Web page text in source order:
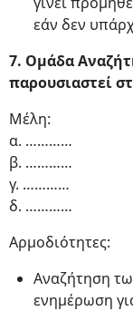
εάν δεν
7. Ομάδα
παρουσιαστεί
Μέλη:
α. …………
β. …………
γ. …………
δ. …………
Αρμοδιότητες:
Αναζήτηση
ενημέρωση